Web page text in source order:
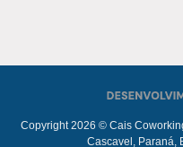
Copyright 2026 © Cais
Cascavel, Paraná,